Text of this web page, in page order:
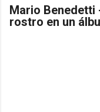
Mario Benedetti
rostro en un